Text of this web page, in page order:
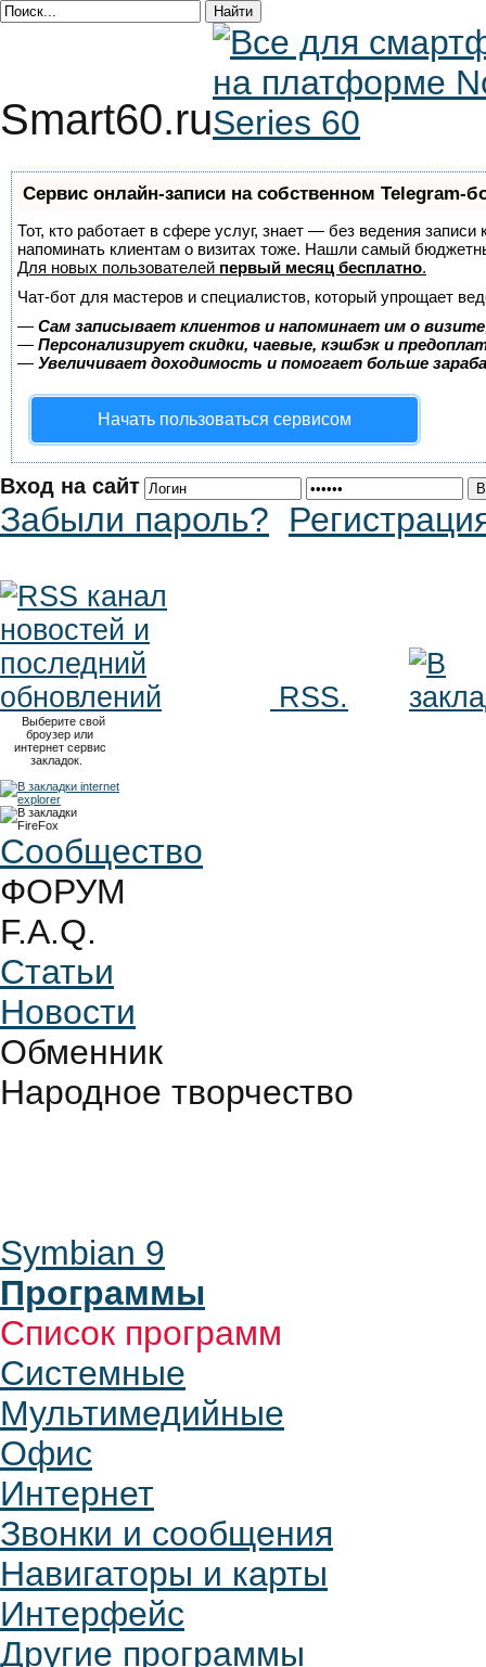
Smart60.ru
Сервис онлайн-записи на собственном Telegram-
Тот, кто работает в сфере услуг, знает — без ведения
напоминать клиентам о визитах тоже. Нашли самый
Для новых пользователей первый месяц бесплатно.
Чат-бот для мастеров и специалистов, который упрощает
— Сам записывает клиентов и напоминает им о
— Персонализирует скидки, чаевые, кэшбэк и
— Увеличивает доходимость и помогает больше
Начать пользоваться сервисом
Вход на сайт
Забыли пароль?
RSS.
Выберите свой
броузер или
интернет сервис
закладок.
Сообщество
ФОРУМ
F.A.Q.
Статьи
Новости
Обменник
Народное творчество
Symbian 9
Программы
Список программ
Системные
Мультимедийные
Офис
Интернет
Звонки и сообщения
Навигаторы и карты
Интерфейс
Другие программы